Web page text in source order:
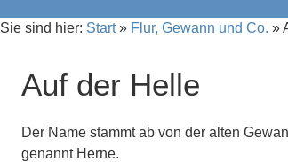
Sie sind hier: Start» Flur, Gewann und Co. »
Auf der Helle
Der Name stammt ab von der alten
genannt Herne.